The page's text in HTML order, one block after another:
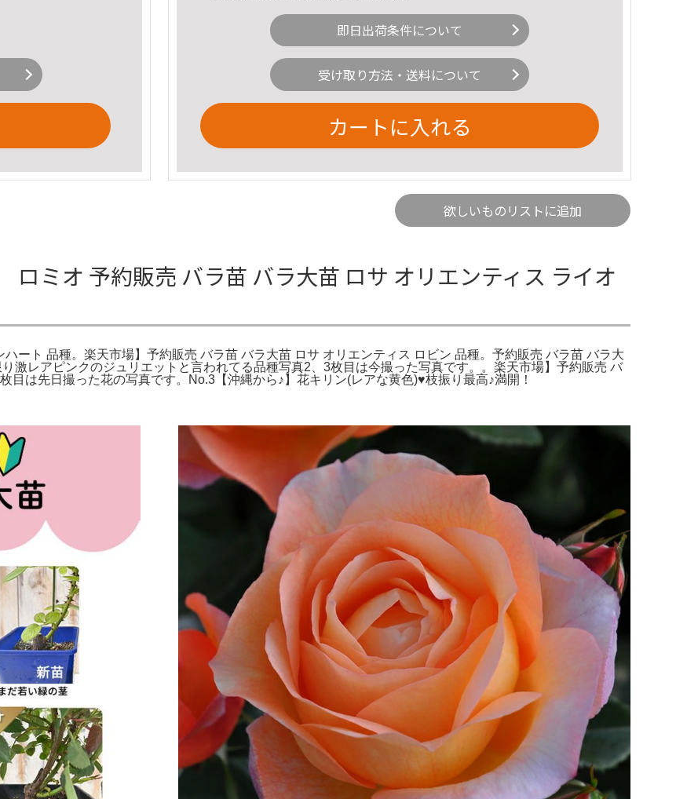
即日出荷条件について
受け取り方法・送料について
カートに入れる
欲しいものリストに追加
オ 予約販売 バラ苗 バラ大苗 ロサ オリエンティス ライオ
ート 品種。楽天市場】予約販売 バラ苗 バラ大苗 ロサ オリエンティス ロビン 品種。予約販売 バラ苗 バラ大
激レアピンクのジュリエットと言われてる品種写真2、3枚目は今撮った写真です。。楽天市場】予約販売 バ
目は先日撮った花の写真です。No.3【沖縄から♪】花キリン(レアな黄色)♥️枝振り最高♪満開！